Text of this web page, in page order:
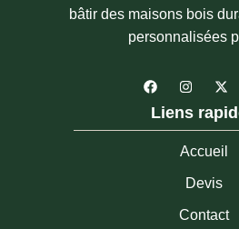
bâtir des maisons bois
personnalisées
F
a
c
e
b
I
n
s
t
a
g
r
a
m
X
-
t
w
i
t
t
r
Liens
Accueil
Devis
Contact